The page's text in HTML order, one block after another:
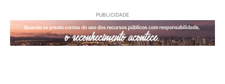
PUBLICIDADE